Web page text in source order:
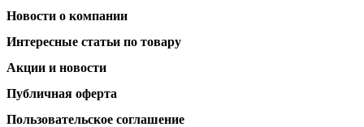
Новости о компании
Интересные статьи по товару
Акции и новости
Публичная оферта
Пользовательское соглашение